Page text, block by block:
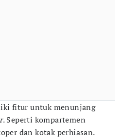
fitur untuk menunjang
. Seperti kompartemen
dan kotak perhiasan.